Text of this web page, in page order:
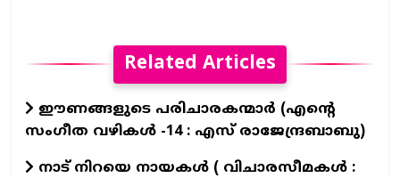
Related Articles
ഈണങ്ങളുടെ പരിചാരകന്മാര്‍ (എന്‍റെ
സംഗീത വഴികള്‍ -14 : എസ് രാജേന്ദ്രബാബു)
നാട് നിറയെ നായകൾ ( വിചാരസീമകൾ :